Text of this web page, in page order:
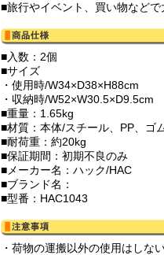
■旅行やイベント、買い物など
■入数：2個
■サイズ
・使用時/W34×D38×H88cm
・収納時/W52×W30.5×D9.5cm
■重量：1.65kg
■材質：本体/スチール、PP、ゴ
■耐荷重：約20kg
■保証期間：初期不良のみ
■メーカー名：ハック/HAC
■ブランド名：
■型番：HAC1043
・荷物の運搬以外の使用はしな